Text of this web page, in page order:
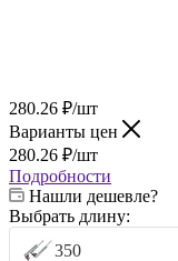
280.26 ₽/шт
Варианты цен
280.26 ₽/шт
Подробности
Нашли дешевле?
Выбрать длину:
350